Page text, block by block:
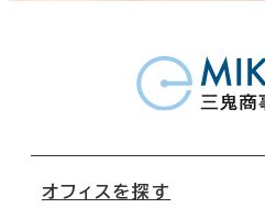
オフィスを探す